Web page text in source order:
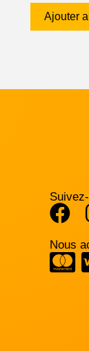
Ajouter
Nous